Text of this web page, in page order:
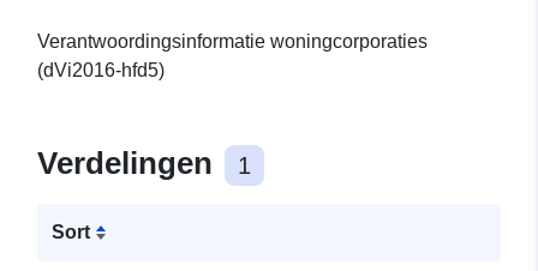
Verantwoordingsinformatie woningcorporaties
(dVi2016-hfd5)
Verdelingen 1
Sort